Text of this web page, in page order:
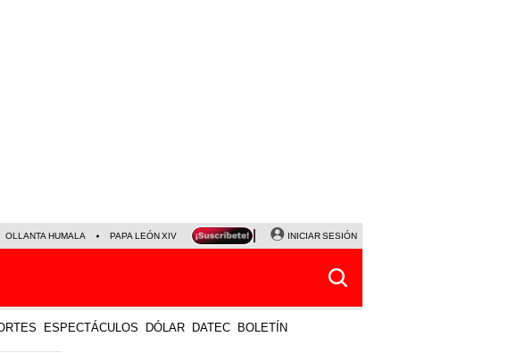
OLLANTA HUMALA PAPA LEÓN XIV NALDY SALDAÑA LA BELLA LUZ
INICIAR SESIÓN
ESPECTÁCULOS DÓLAR DATEC BOLETÍN